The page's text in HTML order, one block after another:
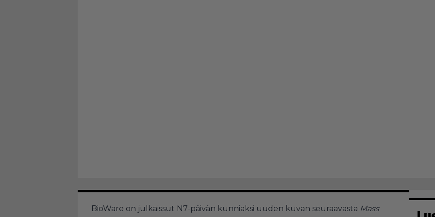
BioWare on julkaissut N7-päivän kunniaksi uuden kuvan seuraavasta Mass